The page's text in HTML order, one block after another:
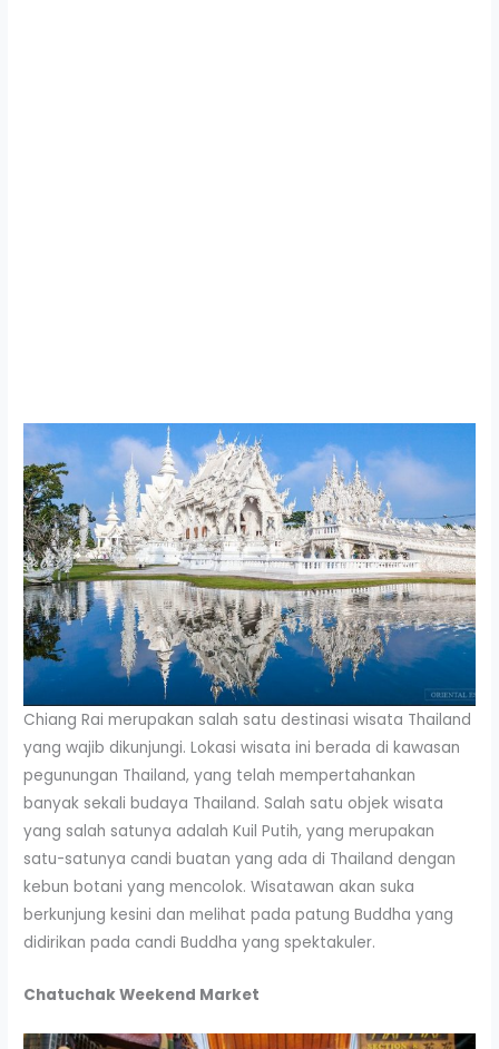
Chiang Rai merupakan salah satu destinasi wisata Thailand
yang wajib dikunjungi. Lokasi wisata ini berada di kawasan
pegunungan Thailand, yang telah mempertahankan
banyak sekali budaya Thailand. Salah satu objek wisata
yang salah satunya adalah Kuil Putih, yang merupakan
satu-satunya candi buatan yang ada di Thailand dengan
kebun botani yang mencolok. Wisatawan akan suka
berkunjung kesini dan melihat pada patung Buddha yang
didirikan pada candi Buddha yang spektakuler.
Chatuchak Weekend Market